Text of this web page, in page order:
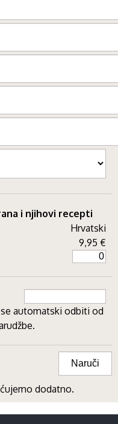
i njihovi recepti
Hrvatski
9,95 €
automatski odbiti od
dodatno.